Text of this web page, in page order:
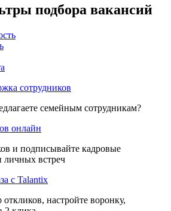
подбора вакансий
сотрудников
семейным сотрудникам?
онлайн
и подписывайте кадровые
личных встреч
с Talantix
настройте воронку,